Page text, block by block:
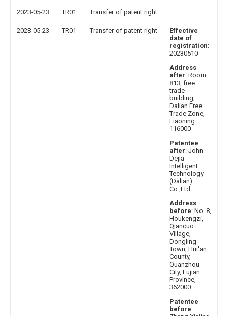
2023-05-23 TR01 Transfer of patent right
2023-05-23 TR01 Transfer of patent right
Effective
date of
registration:
20230510
Address
after: Room
813, free
trade
building,
Dalian Free
Trade Zone,
Liaoning
116000
Patentee
after: John
Dejia
Intelligent
Technology
(Dalian)
Co.,Ltd.
Address
before: No. 8,
Houkengzi,
Qiancuo
Village,
Dongling
Town, Hui'an
County,
Quanzhou
City, Fujian
Province,
362000
Patentee
before: